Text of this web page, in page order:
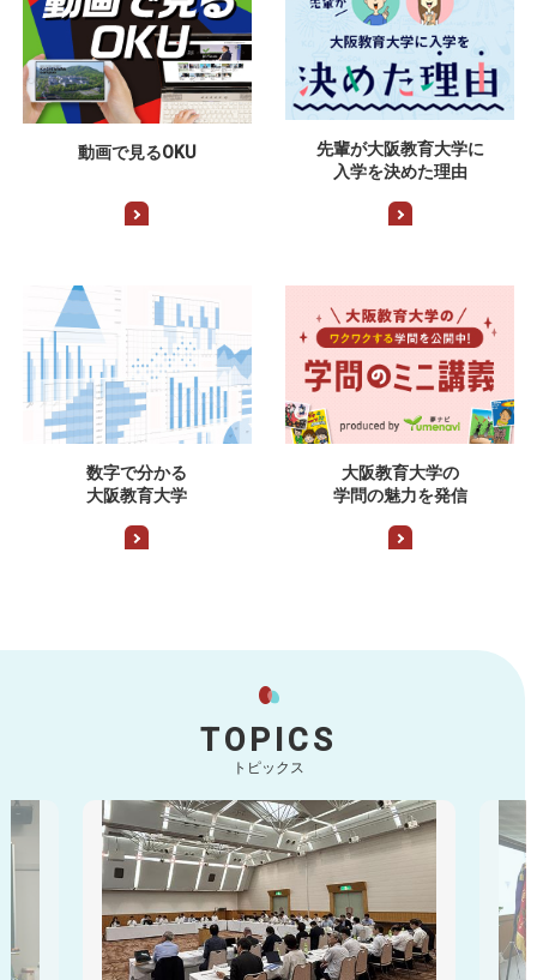
動画で見るOKU
先輩が大阪教育大学に
入学を決めた理由
数字で分かる
大阪教育大学
大阪教育大学の
学問の魅力を発信
TOPICS
トピックス